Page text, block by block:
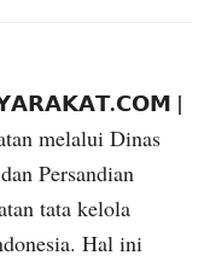
|
melalui Dinas
Persandian
tata kelola
Hal ini